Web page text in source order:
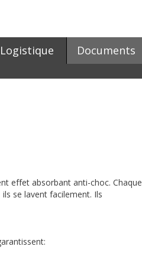
Logistique Documents
effet absorbant anti-choc. Chaque
se lavent facilement. Ils